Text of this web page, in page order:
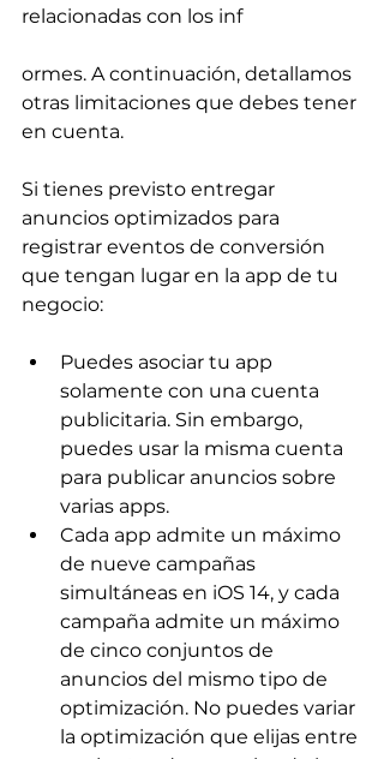
relacionadas con los inf
ormes. A continuación, detallamos
otras limitaciones que debes tener
en cuenta.
Si tienes previsto entregar
anuncios optimizados para
registrar eventos de conversión
que tengan lugar en la app de tu
negocio:
Puedes asociar tu app
solamente con una cuenta
publicitaria. Sin embargo,
puedes usar la misma cuenta
para publicar anuncios sobre
varias apps.
Cada app admite un máximo
de nueve campañas
simultáneas en iOS 14, y cada
campaña admite un máximo
de cinco conjuntos de
anuncios del mismo tipo de
optimización. No puedes variar
la optimización que elijas entre